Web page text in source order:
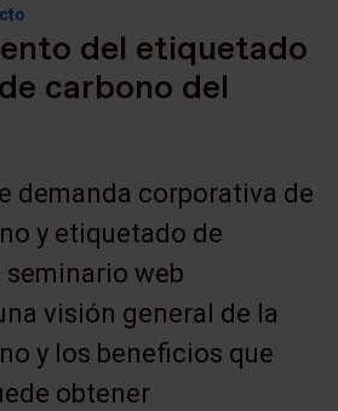
del etiquetado
carbono del
demanda corporativa de
y etiquetado de
web
visión general de la
y los beneficios que
obtener